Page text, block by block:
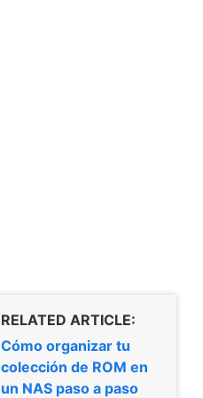
RELATED ARTICLE:
Cómo organizar tu
colección de ROM en
un NAS paso a paso